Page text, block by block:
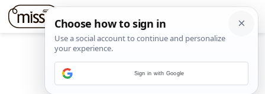
Sign in with Google